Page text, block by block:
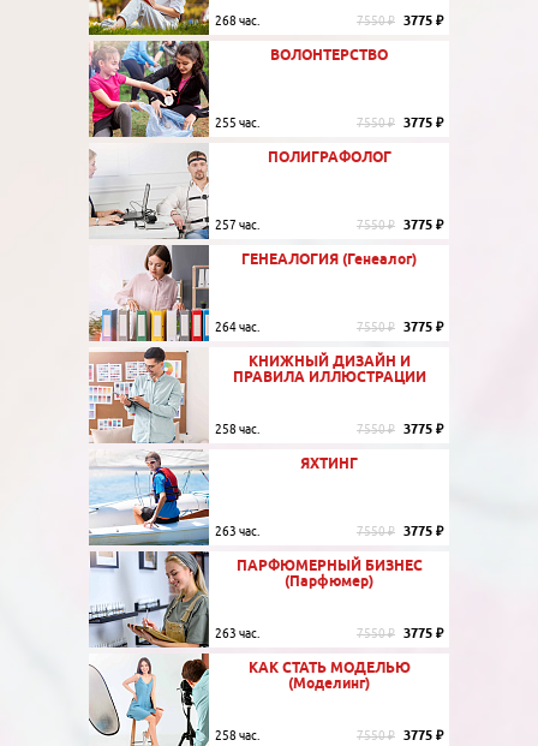
268 час. 7550 ₽ 3775 ₽
ВОЛОНТЕРСТВО
255 час. 7550 ₽ 3775 ₽
ПОЛИГРАФОЛОГ
257 час. 7550 ₽ 3775 ₽
ГЕНЕАЛОГИЯ (Генеалог)
264 час. 7550 ₽ 3775 ₽
КНИЖНЫЙ ДИЗАЙН И
ПРАВИЛА ИЛЛЮСТРАЦИИ
258 час. 7550 ₽ 3775 ₽
ЯХТИНГ
263 час. 7550 ₽ 3775 ₽
ПАРФЮМЕРНЫЙ БИЗНЕС
(Парфюмер)
263 час. 7550 ₽ 3775 ₽
КАК СТАТЬ МОДЕЛЬЮ
(Моделинг)
258 час. 7550 ₽ 3775 ₽